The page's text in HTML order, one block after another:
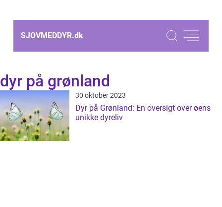
SJOVMEDDYR.dk
dyr på grønland
30 oktober 2023
Dyr på Grønland: En oversigt over øens
unikke dyreliv